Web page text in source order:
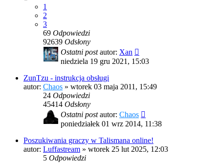
1
2
3
69 Odpowiedzi
92639 Odsłony
Ostatni postautor: Xan
niedziela 19 gru 2021, 15:03
ZunTzu - instrukcja obsługi
autor: Chaos » wtorek 03 maja 2011, 15:49
24 Odpowiedzi
45414 Odsłony
Ostatni postautor: Chaos
poniedziałek 01 wrz 2014, 11:38
Poszukiwania graczy w Talismana online!
autor: Luffastream » wtorek 25 lut 2025, 12:03
5 Odpowiedzi